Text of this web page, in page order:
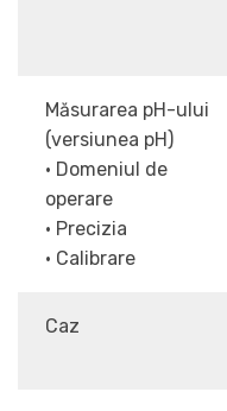
Măsurarea pH-ului
(versiunea pH)
• Domeniul de
operare
• Precizia
• Calibrare
Caz